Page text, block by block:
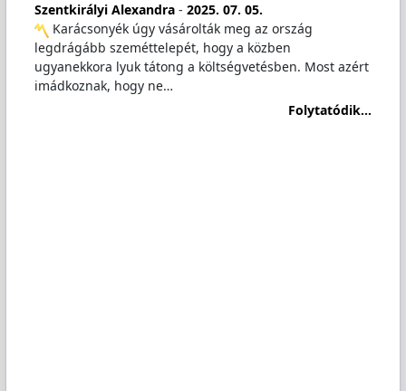
Szentkirályi Alexandra- 2025. 07. 05.
️ Karácsonyék úgy vásárolták meg az ország
legdrágább szeméttelepét, hogy a közben
ugyanekkora lyuk tátong a költségvetésben. Most azért
imádkoznak, hogy ne…
Folytatódik...